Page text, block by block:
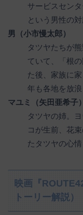
サービスセン
という男性の
男（小市慢太郎）
タツヤたちが
ていて、「根
た後、家族に
年も各地を放浪
マユミ（矢田亜希子）
タツヤの姉。
コが生前、花
たタツヤの心情
映画『
トーリー解説）